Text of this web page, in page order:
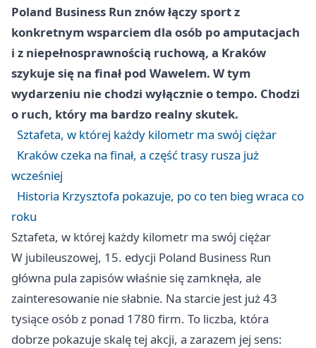
Poland Business Run znów łączy sport z
konkretnym wsparciem dla osób po amputacjach
i z niepełnosprawnością ruchową, a Kraków
szykuje się na finał pod Wawelem. W tym
wydarzeniu nie chodzi wyłącznie o tempo. Chodzi
o ruch, który ma bardzo realny skutek.
Sztafeta, w której każdy kilometr ma swój ciężar
Kraków czeka na finał, a część trasy rusza już
wcześniej
Historia Krzysztofa pokazuje, po co ten bieg wraca co
roku
Sztafeta, w której każdy kilometr ma swój ciężar
W jubileuszowej, 15. edycji Poland Business Run
główna pula zapisów właśnie się zamknęła, ale
zainteresowanie nie słabnie. Na starcie jest już 43
tysiące osób z ponad 1780 firm. To liczba, która
dobrze pokazuje skalę tej akcji, a zarazem jej sens: